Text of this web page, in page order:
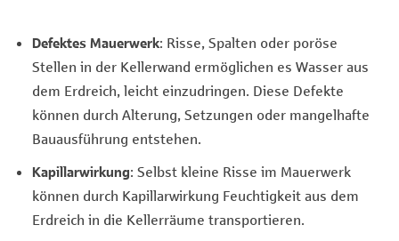
Defektes Mauerwerk: Risse, Spalten oder poröse
Stellen in der Kellerwand ermöglichen es Wasser aus
dem Erdreich, leicht einzudringen. Diese Defekte
können durch Alterung, Setzungen oder mangelhafte
Bauausführung entstehen.
Kapillarwirkung: Selbst kleine Risse im Mauerwerk
können durch Kapillarwirkung Feuchtigkeit aus dem
Erdreich in die Kellerräume transportieren.